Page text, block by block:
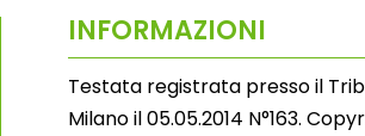
INFORMAZIONI
Testata registrata presso il
Milano il 05.05.2014 N°163.